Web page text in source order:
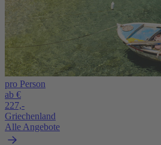
pro Person
ab €
227,-
Griechenland
Alle Angebote